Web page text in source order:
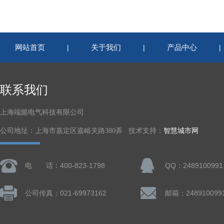
网站首页 | 关于我们 | 产品中心
联系我们
上海端懿电气科技有限公司
公司地址：上海市嘉定区嘉峪关路380弄 技术支持： 智慧城市网
电 话：400-823-1798 QQ：2489100991
公司传真：021-69973162 邮箱：